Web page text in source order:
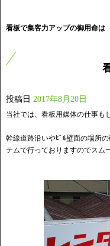
看板で集客力アップの御用命
投稿日 2017年8月20日
当社では、看板用媒体の仕事も
幹線道路沿いやﾋﾞﾙ壁面の場所
テムで行っておりますのでスム